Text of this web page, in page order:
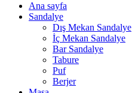
Ana sayfa
Sandalye
Dış Mekan Sandalye
İç Mekan Sandalye
Bar Sandalye
Tabure
Puf
Berjer